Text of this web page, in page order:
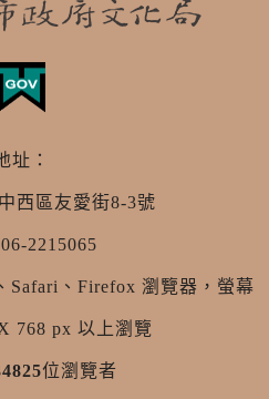
址：
西區友愛街8-3號
2215065
Safari、Firefox 瀏覽器，螢幕
768 px 以上瀏覽
位瀏覽者